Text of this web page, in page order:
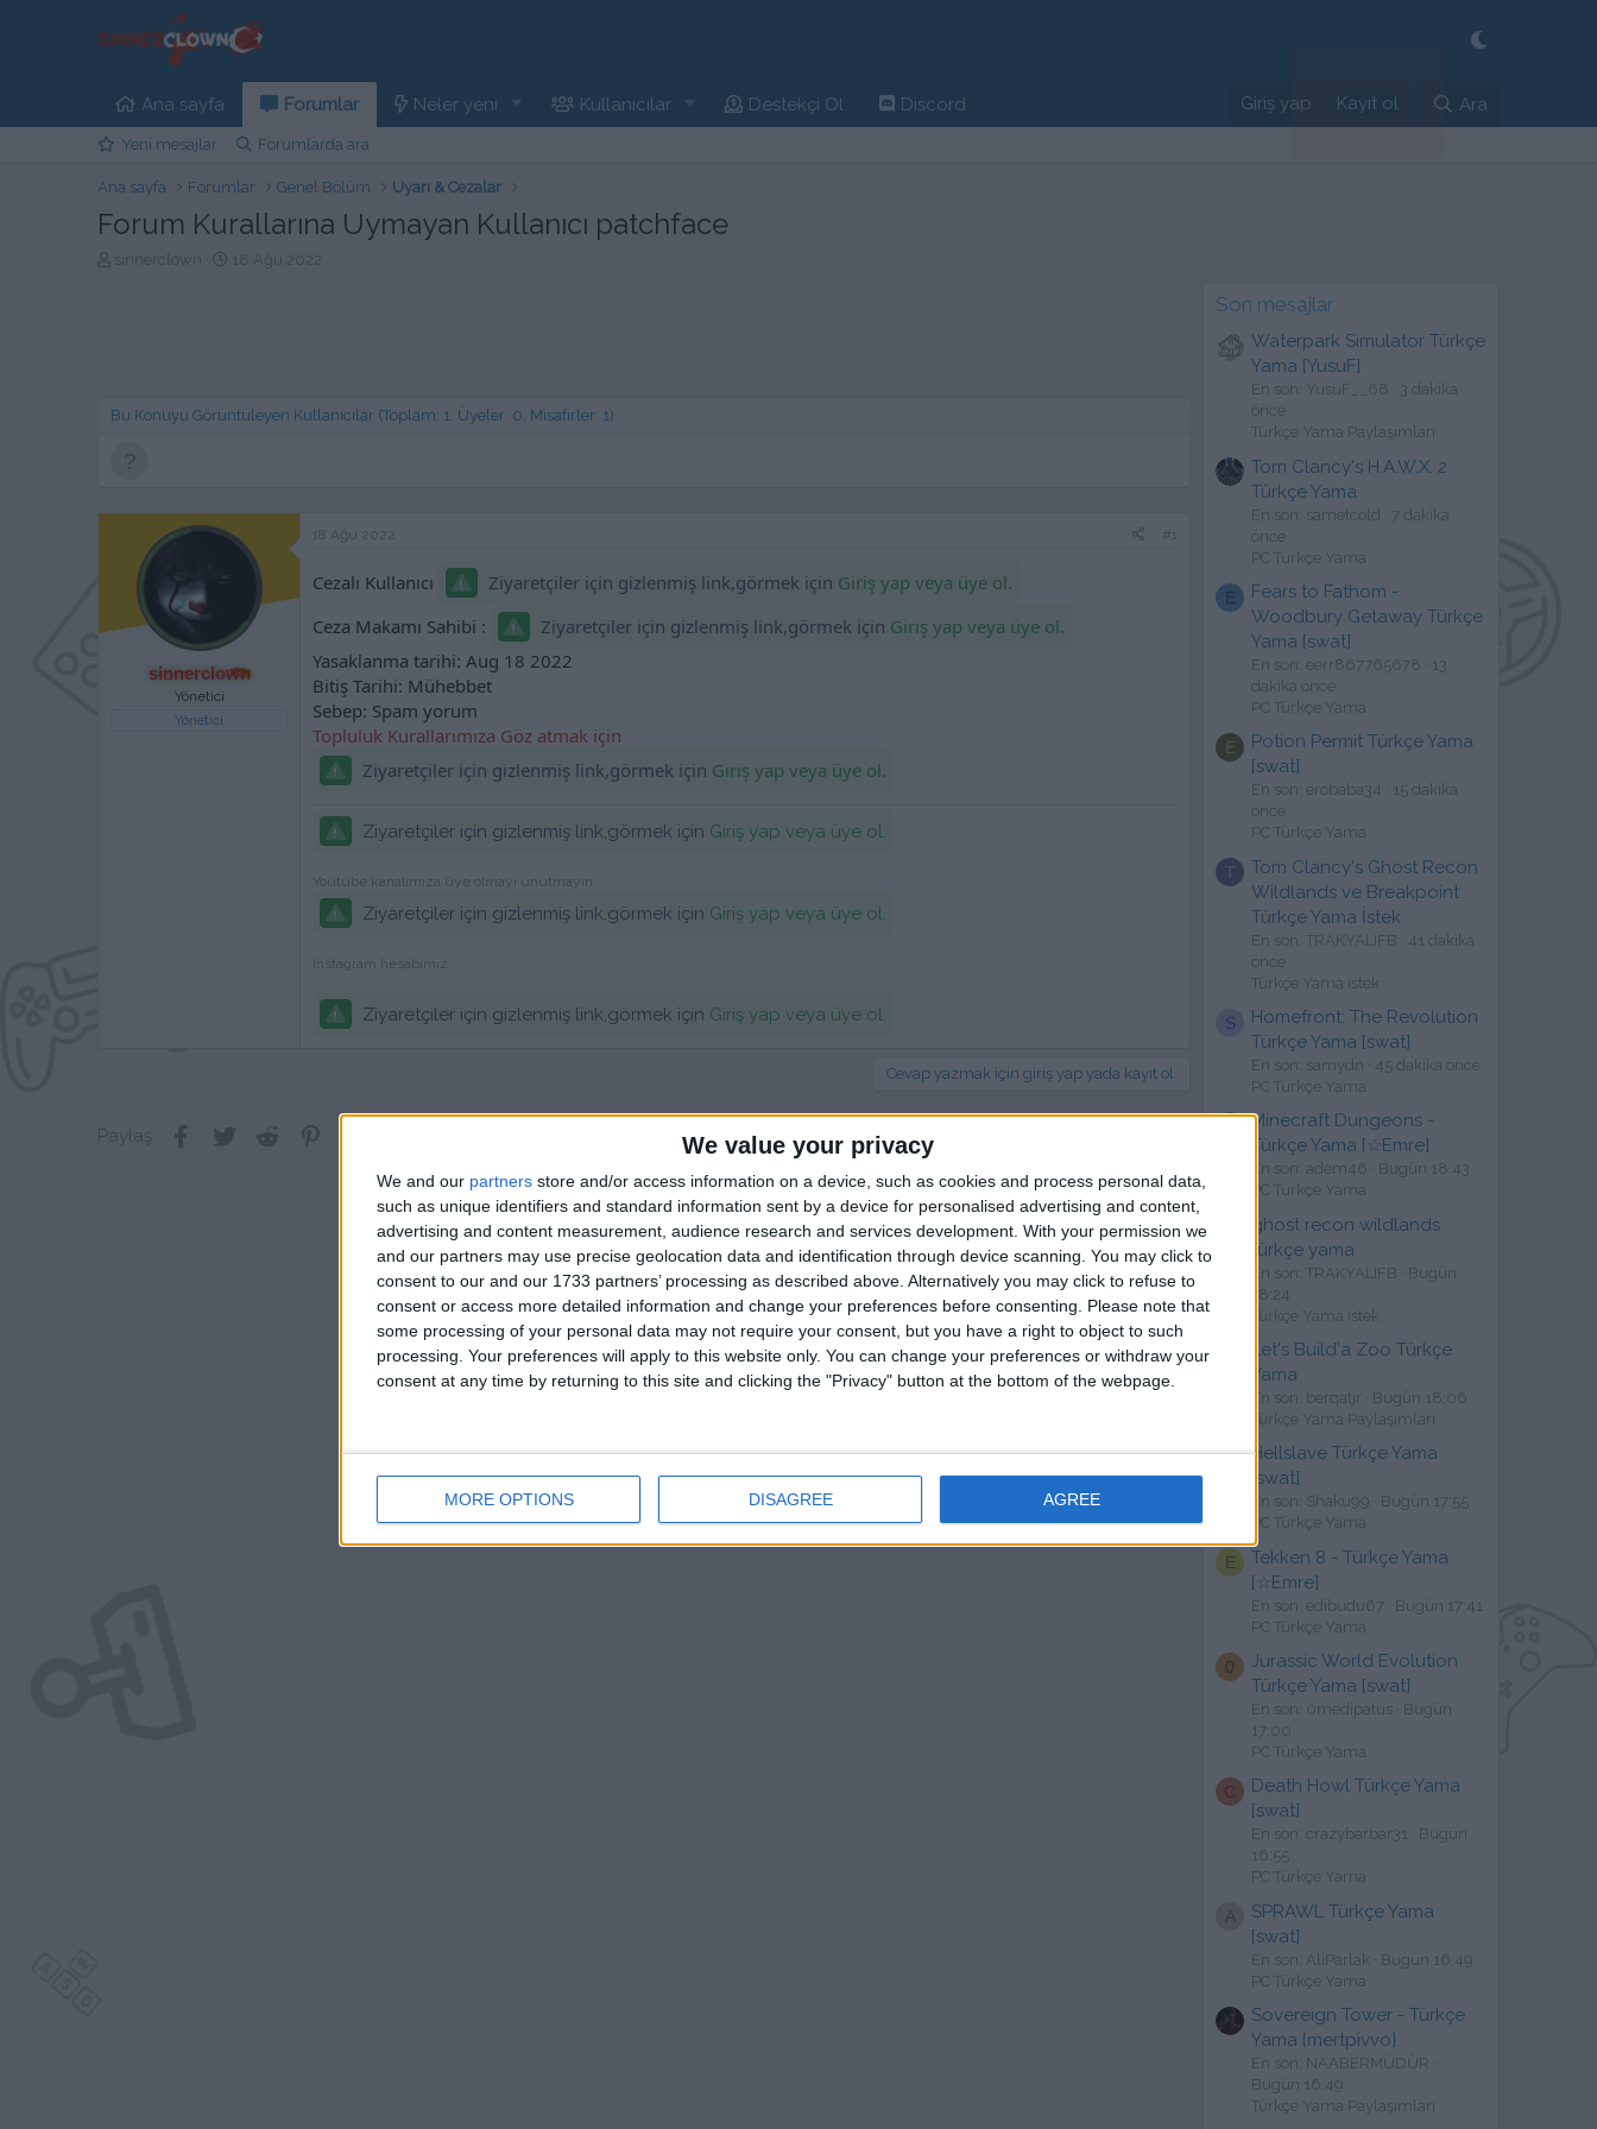
We value your privacy
We and our partners store and/or access information on a device, such as cookies and process personal data,
such as unique identifiers and standard information sent by a device for personalised advertising and content,
advertising and content measurement, audience research and services development. With your permission we
and our partners may use precise geolocation data and identification through device scanning. You may click to
consent to our and our 1733 partners’ processing as described above. Alternatively you may click to refuse to
consent or access more detailed information and change your preferences before consenting.
Please note that
some processing of your personal data may not require your consent, but you have a right to object to such
processing. Your preferences will apply to this website only. You can change your preferences or withdraw your
consent at any time by returning to this site and clicking the "Privacy" button at the bottom of the webpage.
MORE OPTIONS DISAGREE AGREE
Ana sayfa Forumlar Neler yeni Kullanıcılar Destekçi Ol Discord Giriş yap Kayıt ol Ara
Yeni mesajlar Forumlarda ara
Ana sayfa Forumlar Genel Bölüm Uyarı & Cezalar
Forum Kurallarına Uymayan Kullanıcı patchface
b
t
ı
i
h
Bu Konuyu Görüntüleyen Kullanıcılar (Toplam: 1, Üyeler: 0, Misafirler: 1)
sinnerclown
Yönetici
Yönetici
18 Ağu 2022 #1
Cezalı Kullanıcı Ziyaretçiler için gizlenmiş link,görmek için Giriş yap veya üye ol.
Ceza Makamı Sahibi :
Ziyaretçiler için gizlenmiş link,görmek için Giriş yap veya üye ol.
Yasaklanma tarihi: Aug 18 2022
Bitiş Tarihi: Mühebbet
Sebep: Spam yorum
Topluluk Kurallarımıza Göz atmak için
Ziyaretçiler için gizlenmiş link,görmek için Giriş yap veya üye ol.
Ziyaretçiler için gizlenmiş link,görmek için Giriş yap veya üye ol.
Youtube kanalımıza üye olmayı unutmayın.
Ziyaretçiler için gizlenmiş link,görmek için Giriş yap veya üye ol.
Instagram hesabımız
Ziyaretçiler için gizlenmiş link,görmek için Giriş yap veya üye ol.
Cevap yazmak için giriş yap yada kayıt ol.
Paylaş: Facebook
Twitter Reddit
Son mesajlar
Waterpark Simulator Türkçe
Yama [YusuF]
En son: YusuF__68
3 dakika
önce
Türkçe Yama Paylaşımları
Tom Clancy's H.A.W.X. 2
Türkçe Yama
En son: sametcold
7 dakika
önce
PC Türkçe Yama
E
Fears to Fathom -
Woodbury Getaway Türkçe
Yama [swat]
En son: eerr867765678
13
dakika önce
PC Türkçe Yama
Potion Permit Türkçe Yama
[swat]
En son: erobaba34
15 dakika
önce
PC Türkçe Yama
T
Tom Clancy's Ghost Recon
Wildlands ve Breakpoint
Türkçe Yama İstek
En son: TRAKYALIFB
41 dakika
önce
Türkçe Yama istek
S
Homefront: The Revolution
Türkçe Yama [swat]
En son: samydn
45 dakika önce
PC Türkçe Yama
Minecraft Dungeons -
Türkçe Yama [☆Emre]
En son: adem46
Bugün 18:43
PC Türkçe Yama
ghost recon wildlands
türkçe yama
En son: TRAKYALIFB
Bugün
18:24
Türkçe Yama istek
Let's Build'a Zoo Türkçe
Yama
En son: berqatjr
Bugün 18:06
Türkçe Yama Paylaşımları
S
Hellslave Türkçe Yama
[swat]
En son: Shaku99
Bugün 17:55
PC Türkçe Yama
E
Tekken 8 - Türkçe Yama
[☆Emre]
En son: edibudu67
Bugün 17:41
PC Türkçe Yama
0
Jurassic World Evolution
Türkçe Yama [swat]
En son: 0medipatus
Bugün
17:00
PC Türkçe Yama
C
Death Howl Türkçe Yama
[swat]
En son: crazybarbar31
Bugün
16:55
PC Türkçe Yama
A
SPRAWL Türkçe Yama
[swat]
En son: AliParlak
Bugün 16:49
PC Türkçe Yama
Sovereign Tower - Türkçe
Yama [mertpivvo]
En son: NAABERMÜDÜR
Bugün 16:49
Türkçe Yama Paylaşımları